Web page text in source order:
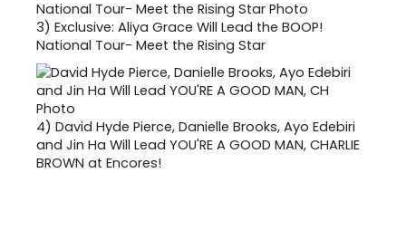
3) Exclusive: Aliya Grace Will Lead the BOOP!
National Tour- Meet the Rising Star
4) David Hyde Pierce, Danielle Brooks, Ayo Edebiri
and Jin Ha Will Lead YOU'RE A GOOD MAN, CHARLIE
BROWN at Encores!